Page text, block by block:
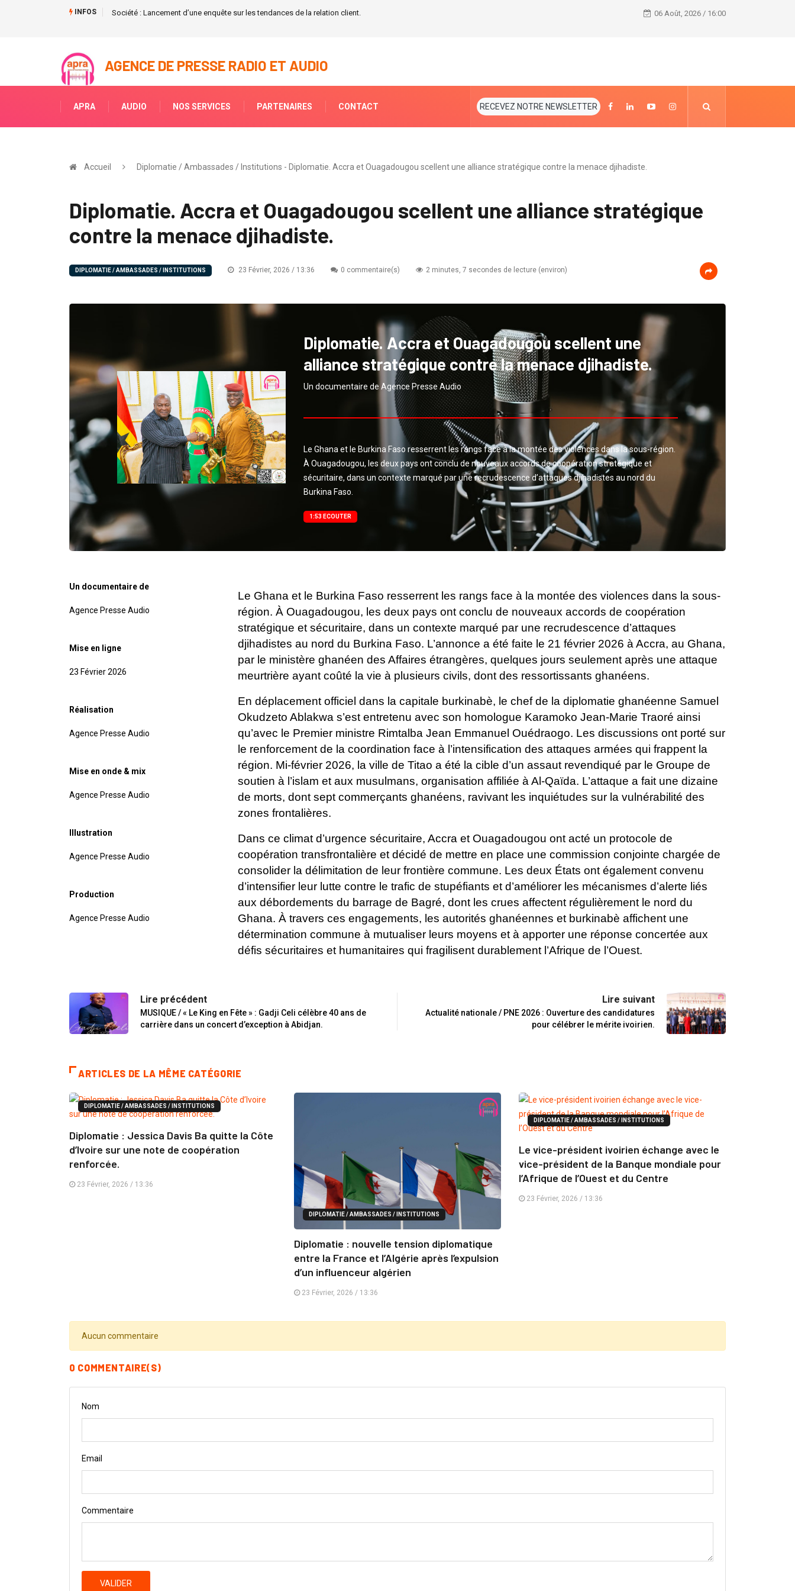
INFOS
l'environnement au Société : Lancement d’une enquête sur les tendances de la relation client. Patrick Achi lance la phase 1 de la rénovation
06 Août, 2026 / 16:00
AGENCE DE PRESSE RADIO ET AUDIO
APRA AUDIO NOS SERVICES PARTENAIRES CONTACT RECEVEZ NOTRE NEWSLETTER
Accueil Diplomatie / Ambassades / Institutions - Diplomatie. Accra et Ouagadougou scellent une alliance stratégique contre la menace djihadiste.
Diplomatie. Accra et Ouagadougou scellent une alliance stratégique
contre la menace djihadiste.
DIPLOMATIE / AMBASSADES / INSTITUTIONS 23 Février, 2026 / 13:36 0 commentaire(s) 2 minutes, 7 secondes de lecture (environ)
Diplomatie. Accra et Ouagadougou scellent une
alliance stratégique contre la menace djihadiste.
Un documentaire de Agence Presse Audio
Le Ghana et le Burkina Faso resserrent les rangs face à la montée des violences dans la sous-région.
À Ouagadougou, les deux pays ont conclu de nouveaux accords de coopération stratégique et
sécuritaire, dans un contexte marqué par une recrudescence d’attaques djihadistes au nord du
Burkina Faso.
1:53 ECOUTER
Un documentaire de
Agence Presse Audio
Mise en ligne
23 Février 2026
Réalisation
Agence Presse Audio
Mise en onde & mix
Agence Presse Audio
Illustration
Agence Presse Audio
Production
Agence Presse Audio
Le Ghana et le Burkina Faso resserrent les rangs face à la montée des violences dans la sous-
région. À Ouagadougou, les deux pays ont conclu de nouveaux accords de coopération
stratégique et sécuritaire, dans un contexte marqué par une recrudescence d’attaques
djihadistes au nord du Burkina Faso. L’annonce a été faite le 21 février 2026 à Accra, au Ghana,
par le ministère ghanéen des Affaires étrangères, quelques jours seulement après une attaque
meurtrière ayant coûté la vie à plusieurs civils, dont des ressortissants ghanéens.
En déplacement officiel dans la capitale burkinabè, le chef de la diplomatie ghanéenne Samuel
Okudzeto Ablakwa s’est entretenu avec son homologue Karamoko Jean-Marie Traoré ainsi
qu’avec le Premier ministre Rimtalba Jean Emmanuel Ouédraogo. Les discussions ont porté sur
le renforcement de la coordination face à l’intensification des attaques armées qui frappent la
région. Mi-février 2026, la ville de Titao a été la cible d’un assaut revendiqué par le Groupe de
soutien à l’islam et aux musulmans, organisation affiliée à Al-Qaïda. L’attaque a fait une dizaine
de morts, dont sept commerçants ghanéens, ravivant les inquiétudes sur la vulnérabilité des
zones frontalières.
Dans ce climat d’urgence sécuritaire, Accra et Ouagadougou ont acté un protocole de
coopération transfrontalière et décidé de mettre en place une commission conjointe chargée de
consolider la délimitation de leur frontière commune. Les deux États ont également convenu
d’intensifier leur lutte contre le trafic de stupéfiants et d’améliorer les mécanismes d’alerte liés
aux débordements du barrage de Bagré, dont les crues affectent régulièrement le nord du
Ghana. À travers ces engagements, les autorités ghanéennes et burkinabè affichent une
détermination commune à mutualiser leurs moyens et à apporter une réponse concertée aux
défis sécuritaires et humanitaires qui fragilisent durablement l’Afrique de l’Ouest.
Lire précédent
MUSIQUE / « Le King en Fête » : Gadji Celi célèbre 40 ans de
carrière dans un concert d’exception à Abidjan.
Lire suivant
Actualité nationale / PNE 2026 : Ouverture des candidatures
pour célébrer le mérite ivoirien.
ARTICLES DE LA MÊME CATÉGORIE
DIPLOMATIE / AMBASSADES / INSTITUTIONS
Diplomatie : Jessica Davis Ba quitte la Côte
d’Ivoire sur une note de coopération
renforcée.
23 Février, 2026 / 13:36
DIPLOMATIE / AMBASSADES / INSTITUTIONS
Diplomatie : nouvelle tension diplomatique
entre la France et l’Algérie après l’expulsion
d’un influenceur algérien
23 Février, 2026 / 13:36
DIPLOMATIE / AMBASSADES / INSTITUTIONS
Le vice-président ivoirien échange avec le
vice-président de la Banque mondiale pour
l’Afrique de l’Ouest et du Centre
23 Février, 2026 / 13:36
Aucun commentaire
0 COMMENTAIRE(S)
Nom
Email
Commentaire
VALIDER